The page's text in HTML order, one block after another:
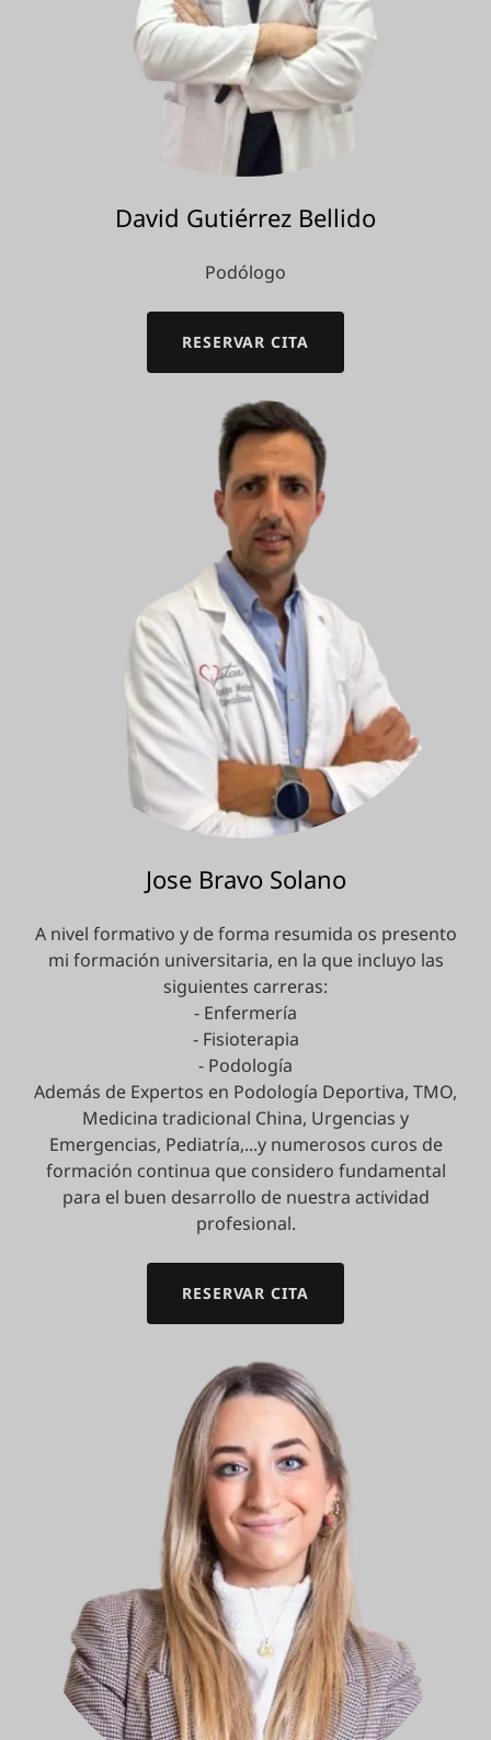
David Gutiérrez Bellido
Podólogo
RESERVAR CITA
Jose Bravo Solano
A nivel formativo y de forma resumida os presento
mi formación universitaria, en la que incluyo las
siguientes carreras:
- Enfermería
- Fisioterapia
- Podología
Además de Expertos en Podología Deportiva, TMO,
Medicina tradicional China, Urgencias y
Emergencias, Pediatría,...y numerosos curos de
formación continua que considero fundamental
para el buen desarrollo de nuestra actividad
profesional.
RESERVAR CITA